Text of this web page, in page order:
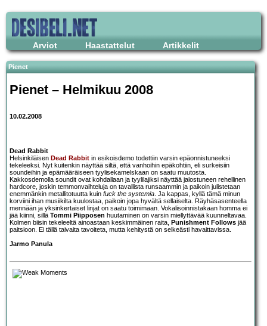
Arviot Haastattelut Artikkelit
Pienet
Pienet – Helmikuu 2008
10.02.2008
Dead Rabbit
Helsinkiläisen Dead Rabbit in esikoisdemo todettiin varsin epäonnistuneeksi
tekeleeksi. Nyt kuitenkin näyttää siltä, että vanhoihin epäkohtiin, eli surkeisiin
soundeihin ja epämääräiseen tyylisekamelskaan on saatu muutosta.
Kakkosdemolla soundit ovat kohdallaan ja tyylilajiksi näyttää jalostuneen rehellinen
hardcore, joskin temmonvaihteluja on tavallista runsaammin ja paikoin julistetaan
enemmänkin metallitotuutta kuin fuck the systemia. Ja kappas, kyllä tämä minun
korviini ihan musiikilta kuulostaa, paikoin jopa hyvältä sellaiselta. Räyhäsasenteella
mennään ja yksinkertaiset linjat on saatu toimimaan. Vokalisoinnistakaan homma ei
jää kiinni, sillä Tommi Piipposen huutaminen on varsin miellyttävää kuunneltavaa.
Kolmen biisin tekeleeltä ainoastaan keskimmäinen raita, Punishment Follows jää
paitsioon. Ei tällä taivaita tavoiteta, mutta kehitystä on selkeästi havaittavissa.
Jarmo Panula